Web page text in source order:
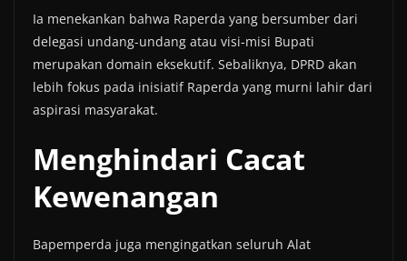
Ia menekankan bahwa Raperda yang bersumber dari
delegasi undang-undang atau visi-misi Bupati
merupakan domain eksekutif. Sebaliknya, DPRD akan
lebih fokus pada inisiatif Raperda yang murni lahir dari
aspirasi masyarakat.
Menghindari Cacat
Kewenangan
Bapemperda juga mengingatkan seluruh Alat